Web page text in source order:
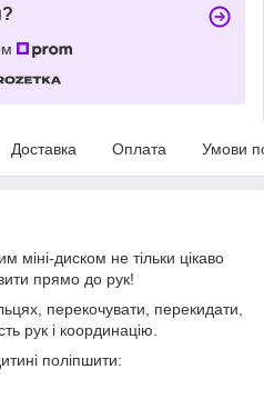
Доставка Оплата Умови
міні-диском не тільки цікаво
прямо до рук!
перекочувати, перекидати,
рук і координацію.
поліпшити: